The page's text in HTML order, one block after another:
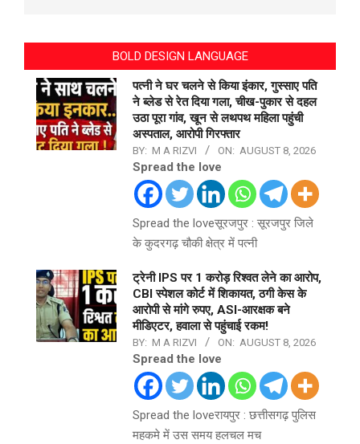
BOLD DESIGN LANGUAGE
पत्नी ने घर चलने से किया इंकार, गुस्साए पति
ने ब्लेड से रेत दिया गला, चीख-पुकार से दहल
उठा पूरा गांव, खून से लथपथ महिला पहुंची
अस्पताल, आरोपी गिरफ्तार
BY: M A RIZVI ON: AUGUST 8, 2026
Spread the love
Spread the loveसूरजपुर : सूरजपुर जिले
के कुदरगढ़ चौकी क्षेत्र में पत्नी
ट्रेनी IPS पर 1 करोड़ रिश्वत लेने का आरोप,
CBI स्पेशल कोर्ट में शिकायत, ठगी केस के
आरोपी से मांगे रुपए, ASI-आरक्षक बने
मीडिएटर, हवाला से पहुंचाई रकम!
BY: M A RIZVI ON: AUGUST 8, 2026
Spread the love
Spread the loveरायपुर : छत्तीसगढ़ पुलिस
महकमे में उस समय हलचल मच